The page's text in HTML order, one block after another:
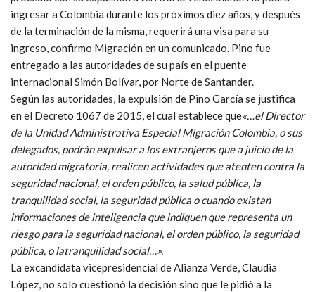
ingresar a Colombia durante los próximos diez años, y después
de la terminación de la misma, requerirá una visa para su
ingreso, confirmo Migración en un comunicado. Pino fue
entregado a las autoridades de su país en el puente
internacional Simón Bolívar, por Norte de Santander.
Según las autoridades, la expulsión de Pino García se justifica
en el Decreto 1067 de 2015, el cual establece que«…el Director
de la Unidad Administrativa Especial Migración Colombia, o sus
delegados, podrán expulsar a los extranjeros que a juicio de la
autoridad migratoria, realicen actividades que atenten contra la
seguridad nacional, el orden público, la salud pública, la
tranquilidad social, la seguridad pública o cuando existan
informaciones de inteligencia que indiquen que representa un
riesgo para la seguridad nacional, el orden público, la seguridad
pública, o latranquilidad social…».
La excandidata vicepresidencial de Alianza Verde, Claudia
López, no solo cuestionó la decisión sino que le pidió a la